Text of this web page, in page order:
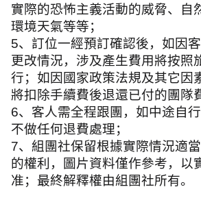
實際的恐怖主義活動的威脅、自
環境天氣等等；
5、訂位一經預訂確認後，如因
更改情況，涉及產生費用將按照
行；如因國家政策法規及其它因
將扣除手續費後退還已付的團隊
6、客人需全程跟團，如中途自
不做任何退費處理；
7、組團社保留根據實際情況適
的權利，圖片資料僅作參考，以
准；最終解釋權由組團社所有。